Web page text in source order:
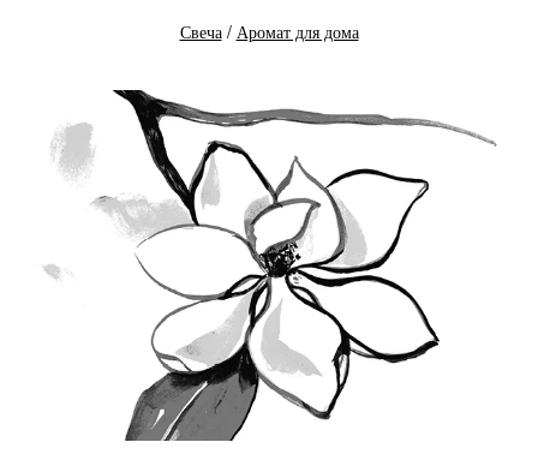
Свеча/ Аромат для дома